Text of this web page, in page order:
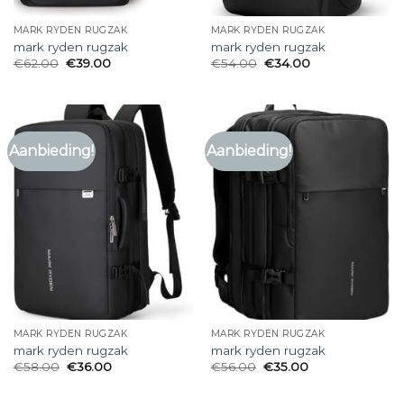
MARK RYDEN RUGZAK
mark ryden rugzak
€62.00 €39.00
MARK RYDEN RUGZAK
mark ryden rugzak
€54.00 €34.00
Aanbieding!
MARK RYDEN RUGZAK
mark ryden rugzak
€58.00 €36.00
Aanbieding!
MARK RYDEN RUGZAK
mark ryden rugzak
€56.00 €35.00